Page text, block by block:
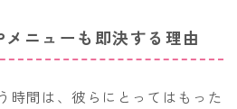
ニューも即決する理由
時間は、彼らにとってはもった